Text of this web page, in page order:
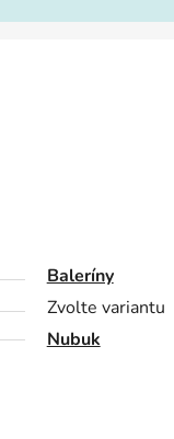
Baleríny
Zvolte variantu
Nubuk